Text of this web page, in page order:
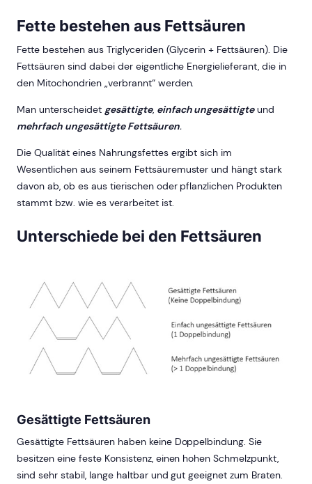
Fette bestehen aus Fettsäuren
Fette bestehen aus Triglyceriden (Glycerin + Fettsäuren). Die
Fettsäuren sind dabei der eigentliche Energielieferant, die in
den Mitochondrien „verbrannt“ werden.
Man unterscheidet gesättigte, einfach ungesättigte und
mehrfach ungesättigte Fettsäuren.
Die Qualität eines Nahrungsfettes ergibt sich im
Wesentlichen aus seinem Fettsäuremuster und hängt stark
davon ab, ob es aus tierischen oder pflanzlichen Produkten
stammt bzw. wie es verarbeitet ist.
Unterschiede bei den Fettsäuren
Gesättigte Fettsäuren
Gesättigte Fettsäuren haben keine Doppelbindung. Sie
besitzen eine feste Konsistenz, einen hohen Schmelzpunkt,
sind sehr stabil, lange haltbar und gut geeignet zum Braten.